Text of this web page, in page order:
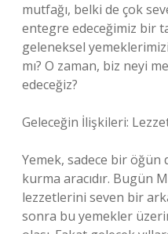
mutfağı, belki de çok
entegre edeceğimiz bir
geleneksel
mı? O zaman, biz neyi
edeceğiz?
Geleceğin İlişkileri:
Yemek, sadece bir öğün
kurma aracıdır. Bugün
lezzetlerini seven bir
sonra bu yemekler